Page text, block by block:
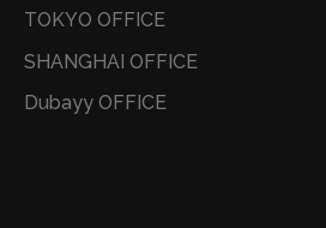
TOKYO OFFICE
SHANGHAI OFFICE
Dubayy OFFICE